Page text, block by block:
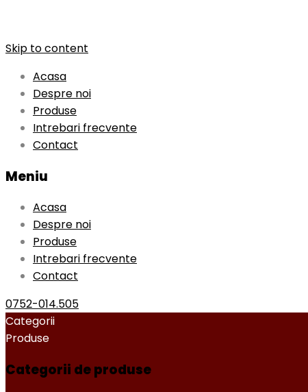
Skip to content
Acasa
Despre noi
Produse
Intrebari frecvente
Contact
Meniu
Acasa
Despre noi
Produse
Intrebari frecvente
Contact
0752-014.505
Categorii
Produse
Categorii de produse